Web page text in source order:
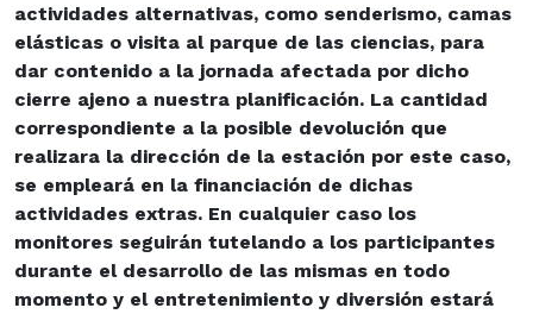
actividades alternativas, como senderismo, camas
elásticas o visita al parque de las ciencias, para
dar contenido a la jornada afectada por dicho
cierre ajeno a nuestra planificación. La cantidad
correspondiente a la posible devolución que
realizara la dirección de la estación por este caso,
se empleará en la financiación de dichas
actividades extras. En cualquier caso los
monitores seguirán tutelando a los participantes
durante el desarrollo de las mismas en todo
momento y el entretenimiento y diversión estará